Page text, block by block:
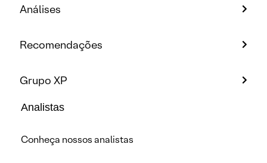
Análises
Recomendações
Grupo XP
Analistas
Conheça nossos analistas